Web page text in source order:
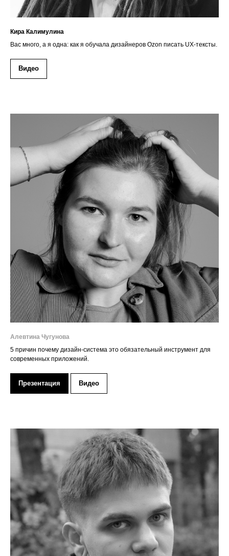
Кира Калимулина
Вас много, а я одна: как я обучала дизайнеров Ozon писать UX-тексты.
Видео
Алевтина Чугунова
5 причин почему дизайн-система это обязательный инструмент для
современных приложений.
Презентация Видео